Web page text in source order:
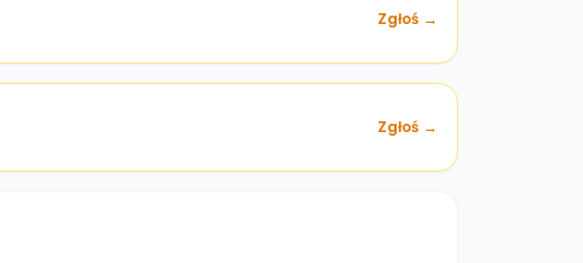
Zgłoś →
Zgłoś →